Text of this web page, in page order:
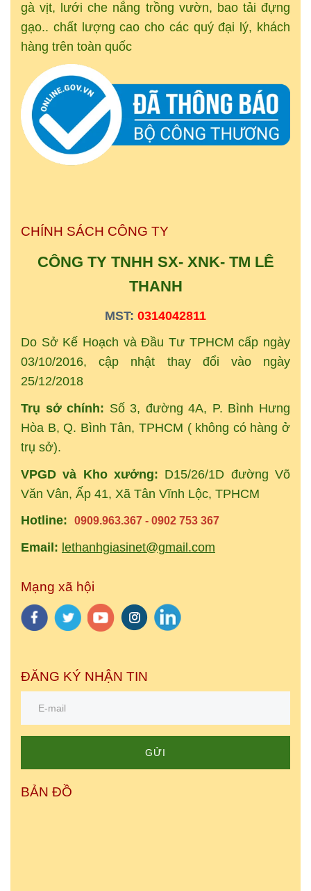
gà vịt, lưới che nắng trồng vườn, bao tải đựng
gạo.. chất lượng cao cho các quý đại lý, khách
hàng trên toàn quốc
CHÍNH SÁCH CÔNG TY
CÔNG TY TNHH SX- XNK- TM LÊ
THANH
MST: 0314042811
Do Sở Kế Hoạch và Đầu Tư TPHCM cấp ngày
03/10/2016, cập nhật thay đổi vào ngày
25/12/2018
Trụ sở chính: Số 3, đường 4A, P. Bình Hưng
Hòa B, Q. Bình Tân, TPHCM ( không có hàng ở
trụ sở).
VPGD và Kho xưởng: D15/26/1D đường Võ
Văn Vân, Ấp 41, Xã Tân Vĩnh Lộc, TPHCM
Hotline: 0909.963.367 - 0902 753 367
Email: lethanhgiasinet@gmail.com
Mạng xã hội
ĐĂNG KÝ NHẬN TIN
GỬI
BẢN ĐỒ